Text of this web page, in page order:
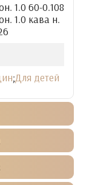
1.0 60-0.108
1.0 кава н.
;Для детей